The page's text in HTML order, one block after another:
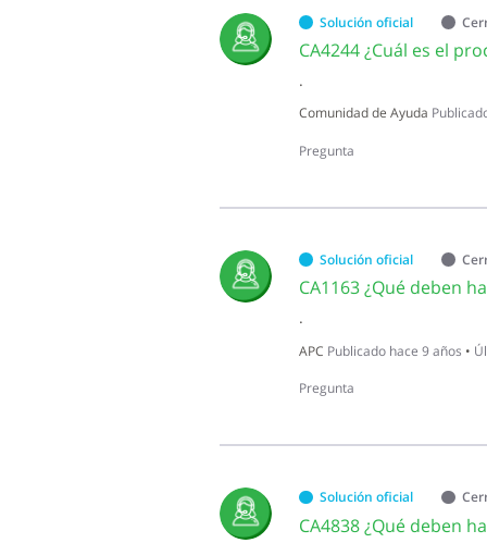
Solución oficial
.
Comunidad de Ayuda
Pregunta
Solución oficial
.
APC Publicado hace 9 años •
Pregunta
Solución oficial